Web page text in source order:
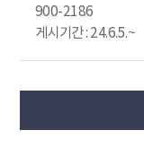
900-2186
게시기간 : 24.6.5.~